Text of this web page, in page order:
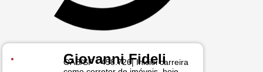
Giovanni Fideli
OAB/SP - 458.726| Iniciei carreira